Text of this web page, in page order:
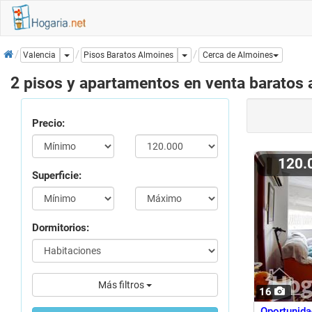
InicioValencia Dropdown
Pisos Baratos Almoines Dropdown
Cerca de Almoines
2 pisos y apartamentos en venta baratos
Precio:
Superficie:
Dormitorios:
Más filtros
16